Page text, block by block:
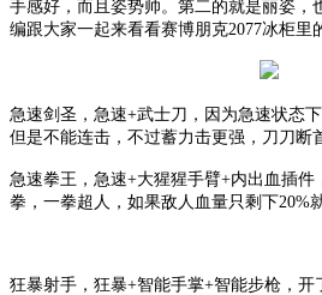
手感好，而且姿势帅。第二的就是丽姿，
编跟大家一起来看看赛博朋克2077冰柜里
急速剑圣，急速+武士刀，因为急速状态
但是不能连击，不过蓄力击更强，刀刀断
急速拳王，急速+大猩猩手臂+内出血插
拳，一拳超人，如果敌人血量只剩下20%
狂暴射手，狂暴+智能手掌+智能步枪，开